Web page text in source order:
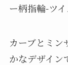
ー柄指輪-ツイ
カーブとミン
かなデザイン